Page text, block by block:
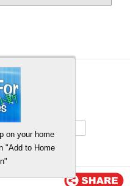
top
on your home
"Add to Home